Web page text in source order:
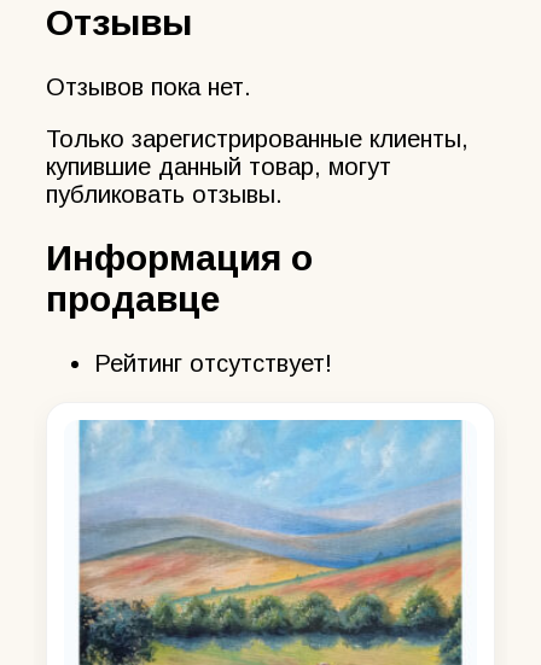
Отзывы
Отзывов пока нет.
Только зарегистрированные клиенты,
купившие данный товар, могут
публиковать отзывы.
Информация о
продавце
Рейтинг отсутствует!